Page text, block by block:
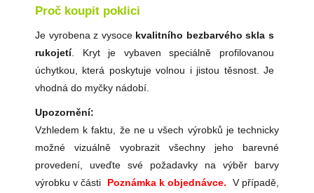
Proč koupit poklici
Je vyrobena z vysoce kvalitního bezbarvého skla s
rukojetí. Kryt je vybaven speciálně profilovanou
úchytkou, která poskytuje volnou i jistou těsnost. Je
vhodná do myčky nádobí.
Upozornění:
Vzhledem k faktu, že ne u všech výrobků je technicky
možné vizuálně vyobrazit všechny jeho barevné
provedení, uveďte své požadavky na výběr barvy
výrobku v části Poznámka k objednávce. V případě,